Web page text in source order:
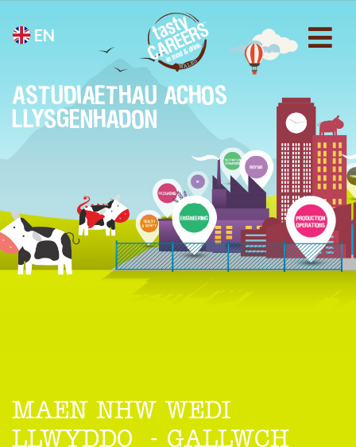
EN
ASTUDIAETHAU ACHOS
LLYSGENHADON
MAEN NHW WEDI
LLWYDDO - GALLWCH